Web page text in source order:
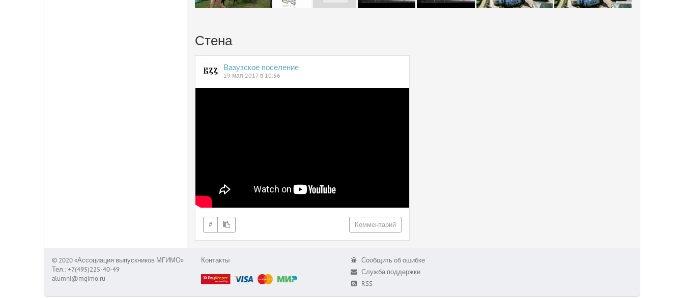
Стена
Вазузское поселение
19 мая 2017 в 10:56
# Комментарий
© 2020 «Ассоциация выпускников МГИМО»
Тел.: +7(495)225-40-49
alumni@mgimo.ru
Контакты
Сообщить об ошибке
Служба поддержки
RSS